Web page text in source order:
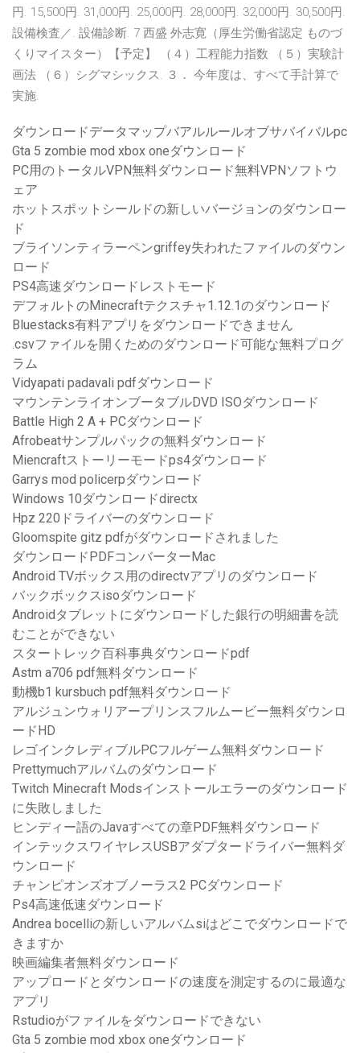
円. 15,500円. 31,000円. 25,000円. 28,000円. 32,000円. 30,500円.
設備検査／. 設備診断. 7 西盛 外志寛（厚生労働省認定 ものづ
くりマイスター）【予定】 （４）工程能力指数 （５）実験計
画法 （６）シグマシックス. ３． 今年度は、すべて手計算で
実施.
ダウンロードデータマップバアルルールオブサバイバルpc
Gta 5 zombie mod xbox oneダウンロード
PC用のトータルVPN無料ダウンロード無料VPNソフトウ
ェア
ホットスポットシールドの新しいバージョンのダウンロー
ド
ブライソンティラーペンgriffey失われたファイルのダウン
ロード
PS4高速ダウンロードレストモード
デフォルトのMinecraftテクスチャ1.12.1のダウンロード
Bluestacks有料アプリをダウンロードできません
.csvファイルを開くためのダウンロード可能な無料プログ
ラム
Vidyapati padavali pdfダウンロード
マウンテンライオンブータブルDVD ISOダウンロード
Battle High 2 A + PCダウンロード
Afrobeatサンプルパックの無料ダウンロード
Miencraftストーリーモードps4ダウンロード
Garrys mod policerpダウンロード
Windows 10ダウンロードdirectx
Hpz 220ドライバーのダウンロード
Gloomspite gitz pdfがダウンロードされました
ダウンロードPDFコンバーターMac
Android TVボックス用のdirectvアプリのダウンロード
バックボックスisoダウンロード
Androidタブレットにダウンロードした銀行の明細書を読
むことができない
スタートレック百科事典ダウンロードpdf
Astm a706 pdf無料ダウンロード
動機b1 kursbuch pdf無料ダウンロード
アルジュンウォリアープリンスフルムービー無料ダウンロ
ードHD
レゴインクレディブルPCフルゲーム無料ダウンロード
Prettymuchアルバムのダウンロード
Twitch Minecraft Modsインストールエラーのダウンロード
に失敗しました
ヒンディー語のJavaすべての章PDF無料ダウンロード
インテックスワイヤレスUSBアダプタードライバー無料ダ
ウンロード
チャンピオンズオブノーラス2 PCダウンロード
Ps4高速低速ダウンロード
Andrea bocelliの新しいアルバムsiはどこでダウンロードで
きますか
映画編集者無料ダウンロード
アップロードとダウンロードの速度を測定するのに最適な
アプリ
Rstudioがファイルをダウンロードできない
Gta 5 zombie mod xbox oneダウンロード